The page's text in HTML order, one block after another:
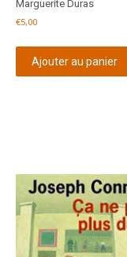
Marguerite Duras
€5,00
Ajouter au panier